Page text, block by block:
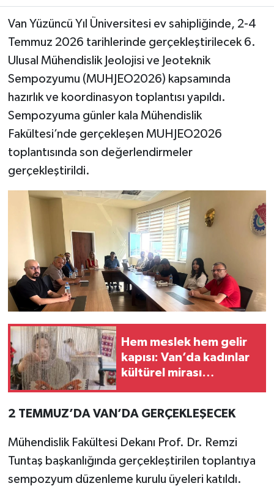
Van Yüzüncü Yıl Üniversitesi ev sahipliğinde, 2-4
Temmuz 2026 tarihlerinde gerçekleştirilecek 6.
Ulusal Mühendislik Jeolojisi ve Jeoteknik
Sempozyumu (MUHJEO2026) kapsamında
hazırlık ve koordinasyon toplantısı yapıldı.
Sempozyuma günler kala Mühendislik
Fakültesi’nde gerçekleşen MUHJEO2026
toplantısında son değerlendirmeler
gerçekleştirildi.
Hem meslek hem gelir
kapısı: Van’da kadınlar
kültürel mirası
2 TEMMUZ’DA VAN’DA GERÇEKLEŞECEK
Mühendislik Fakültesi Dekanı Prof. Dr. Remzi
Tuntaş başkanlığında gerçekleştirilen toplantıya
sempozyum düzenleme kurulu üyeleri katıldı.